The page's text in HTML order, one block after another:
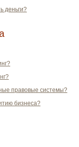
деньги?
правовые системы?
бизнеса?